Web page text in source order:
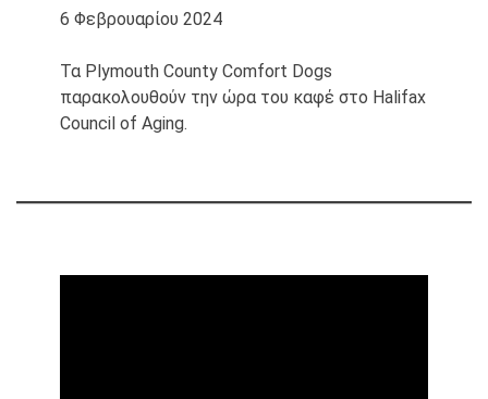
6 Φεβρουαρίου 2024
Τα Plymouth County Comfort Dogs
παρακολουθούν την ώρα του καφέ στο Halifax
Council of Aging.